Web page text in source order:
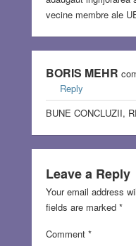
vecine membre ale
BORIS MEHR
Reply
BUNE CONCLUZII,
Leave a Reply
Your email address
fields are marked *
Comment *